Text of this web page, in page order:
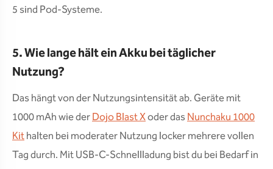
5 sind Pod-Systeme.
5. Wie lange hält ein Akku bei täglicher
Nutzung?
Das hängt von der Nutzungsintensität ab. Geräte mit
1000 mAh wie derDojo Blast Xoder dasNunchaku 1000
Kithalten bei moderater Nutzung locker mehrere vollen
Tag durch. Mit USB-C-Schnellladung bist du bei Bedarf in